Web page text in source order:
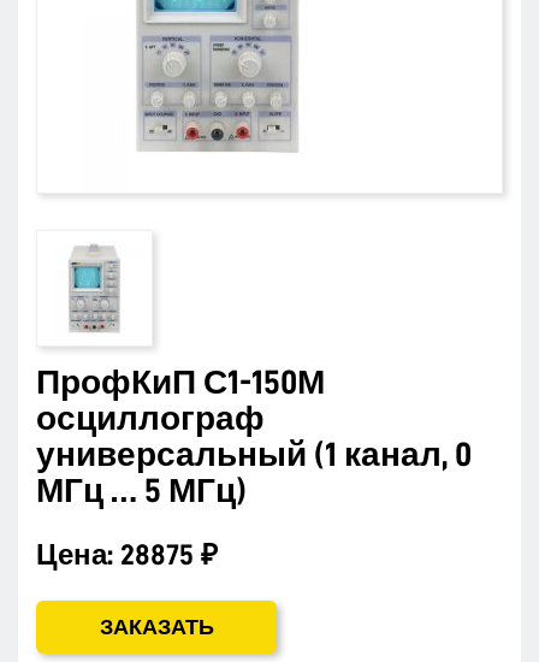
ПрофКиП С1-150М
осциллограф
универсальный (1 канал, 0
МГц … 5 МГц)
Цена: 28875 ₽
ЗАКАЗАТЬ